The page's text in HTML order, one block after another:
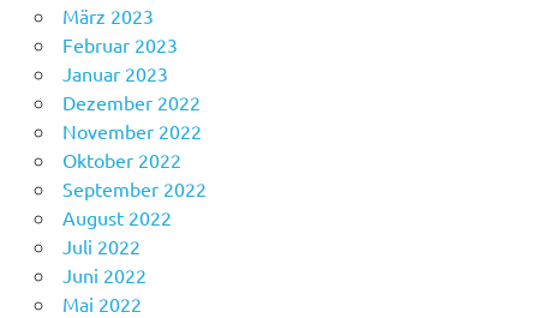
März 2023
Februar 2023
Januar 2023
Dezember 2022
November 2022
Oktober 2022
September 2022
August 2022
Juli 2022
Juni 2022
Mai 2022